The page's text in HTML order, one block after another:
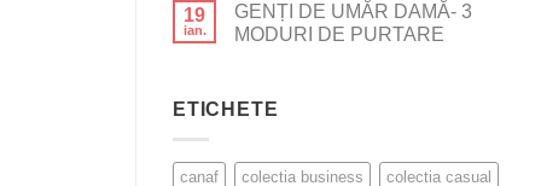
19
ian.
GENȚI DE UMĂR DAMĂ- 3
MODURI DE PURTARE
ETICHETE
canaf colectia business colectia casual